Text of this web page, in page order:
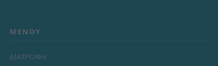
ΜΕΝΟΎ
ΔΙΑΤΡΟΦΗ